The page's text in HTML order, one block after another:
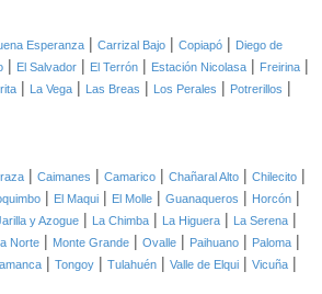
Esperanza | Carrizal Bajo | Copiapó | Diego de
| El Salvador | El Terrón | Estación Nicolasa | Freirina |
| La Vega | Las Breas | Los Perales | Potrerillos |
| Caimanes | Camarico | Chañaral Alto | Chilecito |
| El Maqui | El Molle | Guanaqueros | Horcón |
y Azogue | La Chimba | La Higuera | La Serena |
Norte | Monte Grande | Ovalle | Paihuano | Paloma |
| Tongoy | Tulahuén | Valle de Elqui | Vicuña |